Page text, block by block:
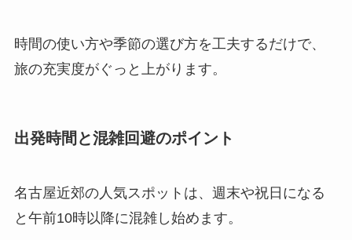
時間の使い方や季節の選び方を工夫するだけで、
旅の充実度がぐっと上がります。
出発時間と混雑回避のポイント
名古屋近郊の人気スポットは、週末や祝日になる
と午前10時以降に混雑し始めます。